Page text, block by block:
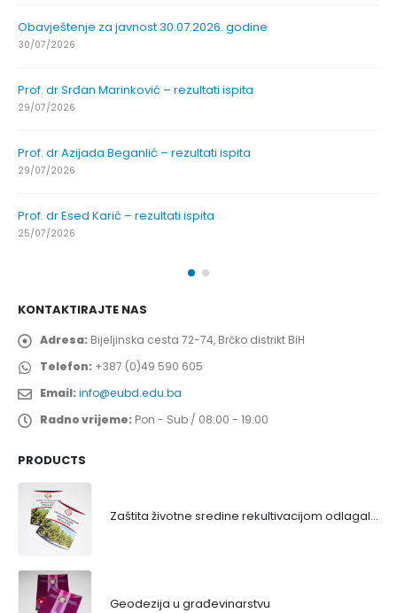
Obavještenje za javnost 30.07.2026. godine
30/07/2026
Prof. dr Srđan Marinković – rezultati ispita
29/07/2026
Prof. dr Azijada Beganlić – rezultati ispita
29/07/2026
Prof. dr Esed Karić – rezultati ispita
25/07/2026
KONTAKTIRAJTE NAS
Adresa: Bijeljinska cesta 72-74, Brčko distrikt BiH
Telefon: +387 (0)49 590 605
Email:info@eubd.edu.ba
Radno vrijeme: Pon - Sub / 08:00 - 19:00
PRODUCTS
Zaštita životne sredine rekultivacijom odlagališta
Geodezija u građevinarstvu